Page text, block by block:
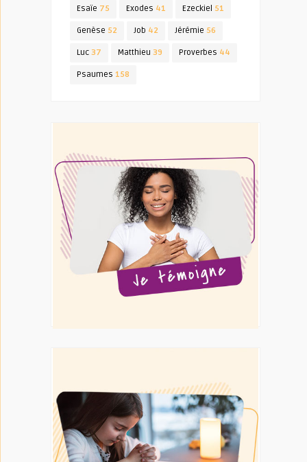
Esaïe 75 Exodes 41 Ezeckiel 51
Genèse 52 Job 42 Jérémie 56
Luc 37 Matthieu 39 Proverbes 44
Psaumes 158